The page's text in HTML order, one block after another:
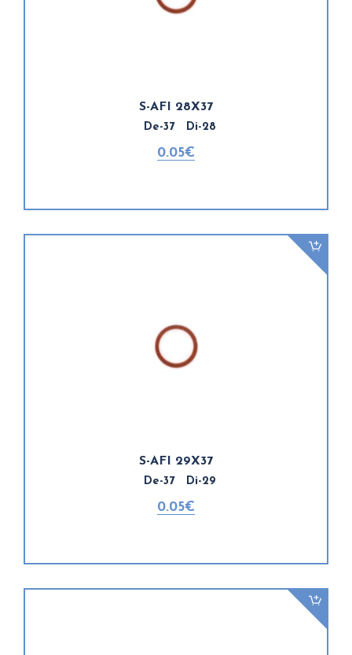
S-AFI 28X37
De-37 Di-28
0.05€
S-AFI 29X37
De-37 Di-29
0.05€